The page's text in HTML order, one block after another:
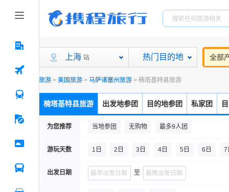
上海 站 热门目的地 全部
旅游 > 美国旅游 > 马萨诸塞州旅游 > 楠塔基特县旅游
楠塔基特县旅游 出发地参团 目的地参团 私家团
为您推荐 当地参团 无购物 最多9人团
游玩天数 1日 2日 3日 4日 5日 6日 7
出发日期 至